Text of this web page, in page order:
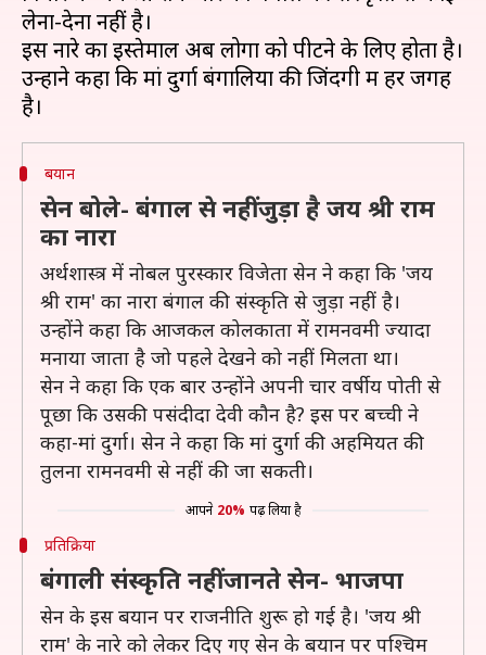
लेना-देना नहीं है।
इस नारे का इस्तेमाल अब लोगों को पीटने के लिए होता है।
उन्होंने कहा कि मां दुर्गा बंगालियों की जिंदगी में हर जगह
बयान
सेन बोले- बंगाल से नहीं जुड़ा है जय श्री राम
का नारा
अर्थशास्त्र में नोबल पुरस्कार विजेता सेन ने कहा कि 'जय
श्री राम' का नारा बंगाल की संस्कृति से जुड़ा नहीं है।
उन्होंने कहा कि आजकल कोलकाता में रामनवमी ज्यादा
मनाया जाता है जो पहले देखने को नहीं मिलता था।
सेन ने कहा कि एक बार उन्होंने अपनी चार वर्षीय पोती से
पूछा कि उसकी पसंदीदा देवी कौन है? इस पर बच्ची ने
कहा-मां दुर्गा। सेन ने कहा कि मां दुर्गा की अहमियत की
तुलना रामनवमी से नहीं की जा सकती।
आपने 20% पढ़ लिया है
प्रतिक्रिया
बंगाली संस्कृति नहीं जानते सेन- भाजपा
सेन के इस बयान पर राजनीति शुरू हो गई है। 'जय श्री
राम' के नारे को लेकर दिए गए सेन के बयान पर पश्चिम